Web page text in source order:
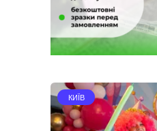
КИЇВ